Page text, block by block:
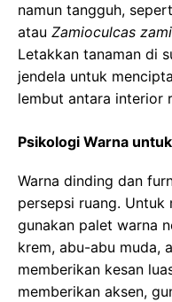
namun tangguh,
atau Zamioculcas
Letakkan tanaman di
jendela untuk
lembut antara interior
Psikologi Warna
Warna dinding dan
persepsi ruang. Untuk
gunakan palet warna
krem, abu-abu muda,
memberikan kesan
memberikan aksen,